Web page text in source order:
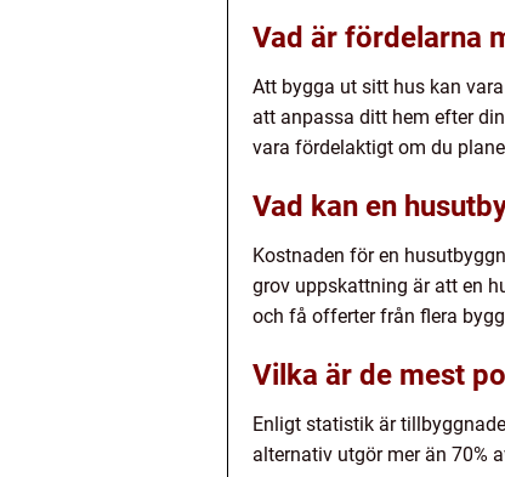
Vad är fördelarna
Att bygga ut sitt hus kan
att anpassa ditt hem efter
vara fördelaktigt om du
Vad kan en
Kostnaden för en
grov uppskattning är att en
och få offerter från flera
Vilka är de mest
Enligt statistik är
alternativ utgör mer än 70%